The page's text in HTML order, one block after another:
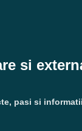
si
pasi si